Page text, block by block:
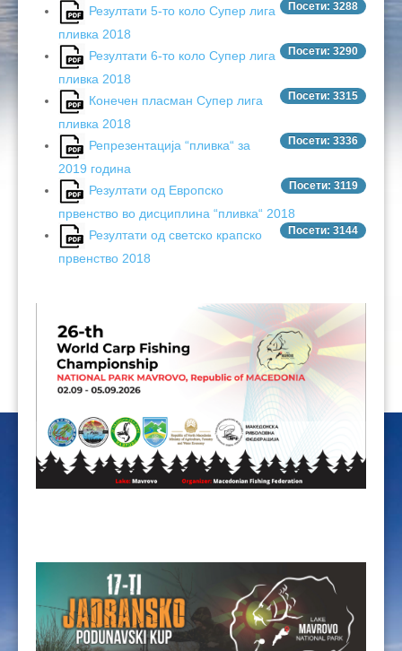
Посети: 3288
Резултати 5-то коло Супер лига
пливка 2018
Посети: 3290
Резултати 6-то коло Супер лига
пливка 2018
Посети: 3315
Конечен пласман Супер лига
пливка 2018
Посети: 3336
Репрезентација “пливка“ за
2019 година
Посети: 3119
Резултати од Европско
првенство во дисциплина “пливка“ 2018
Посети: 3144
Резултати од светско крапско
првенство 2018